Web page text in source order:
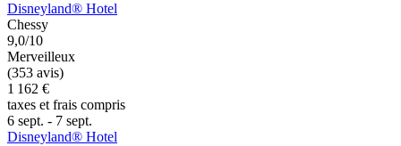
Disneyland® Hotel
Chessy
9,0/10
Merveilleux
(353 avis)
1 162 €
taxes et frais compris
6 sept. - 7 sept.
Disneyland® Hotel